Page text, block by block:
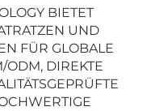
BIETET
UND
FÜR GLOBALE
ODM, DIREKTE